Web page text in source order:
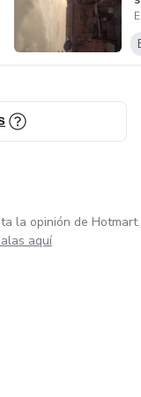
la opinión de Hotmart.
aquí